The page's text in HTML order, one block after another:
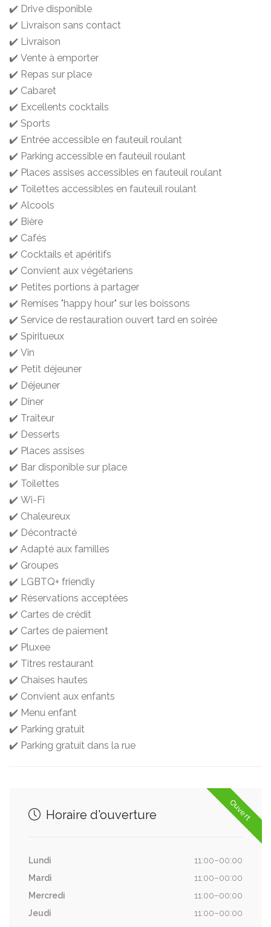
✔️ Drive disponible
✔️ Livraison sans contact
✔️ Livraison
✔️ Vente à emporter
✔️ Repas sur place
✔️ Cabaret
✔️ Excellents cocktails
✔️ Sports
✔️ Entrée accessible en fauteuil roulant
✔️ Parking accessible en fauteuil roulant
✔️ Places assises accessibles en fauteuil roulant
✔️ Toilettes accessibles en fauteuil roulant
✔️ Alcools
✔️ Bière
✔️ Cafés
✔️ Cocktails et apéritifs
✔️ Convient aux végétariens
✔️ Petites portions à partager
✔️ Remises "happy hour" sur les boissons
✔️ Service de restauration ouvert tard en soirée
✔️ Spiritueux
✔️ Vin
✔️ Petit déjeuner
✔️ Déjeuner
✔️ Dîner
✔️ Traiteur
✔️ Desserts
✔️ Places assises
✔️ Bar disponible sur place
✔️ Toilettes
✔️ Wi-Fi
✔️ Chaleureux
✔️ Décontracté
✔️ Adapté aux familles
✔️ Groupes
✔️ LGBTQ+ friendly
✔️ Réservations acceptées
✔️ Cartes de crédit
✔️ Cartes de paiement
✔️ Pluxee
✔️ Titres restaurant
✔️ Chaises hautes
✔️ Convient aux enfants
✔️ Menu enfant
✔️ Parking gratuit
✔️ Parking gratuit dans la rue
Ouvert
Horaire d'ouverture
Lundi
11:00–00:00
Mardi
11:00–00:00
Mercredi
11:00–00:00
Jeudi
11:00–00:00